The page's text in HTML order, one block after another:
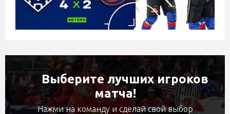
Выберите лучших игроков
матча!
Нажми на команду и сделай свой выбор